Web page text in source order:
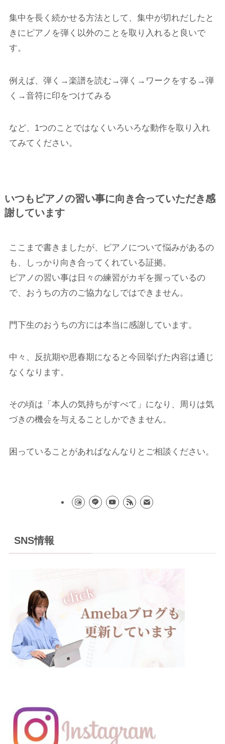
集中を長く続かせる方法として、集中が切れだしたと
きにピアノを弾く以外のことを取り入れると良いで
す。
例えば、弾く→楽譜を読む→弾く→ワークをする→弾
く→音符に印をつけてみる
など、1つのことではなくいろいろな動作を取り入れ
てみてください。
いつもピアノの習い事に向き合っていただき感
謝しています
ここまで書きましたが、ピアノについて悩みがあるの
も、しっかり向き合ってくれている証拠。
ピアノの習い事は日々の練習がカギを握っているの
で、おうちの方のご協力なしではできません。
門下生のおうちの方には本当に感謝しています。
中々、反抗期や思春期になると今回挙げた内容は通じ
なくなります。
その頃は「本人の気持ちがすべて」になり、周りは気
づきの機会を与えることしかできません。
困っていることがあればなんなりとご相談ください。
SNS情報